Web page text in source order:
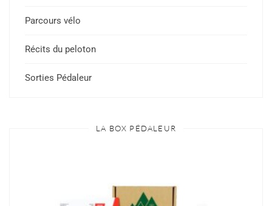
Parcours vélo
Récits du peloton
Sorties Pédaleur
LA BOX PÉDALEUR